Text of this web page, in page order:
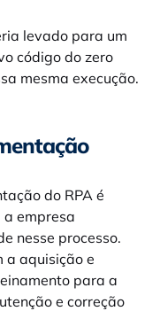
levado para um
código do zero
mesma execução.
do RPA é
empresa
nesse processo.
a aquisição e
para a
e correção